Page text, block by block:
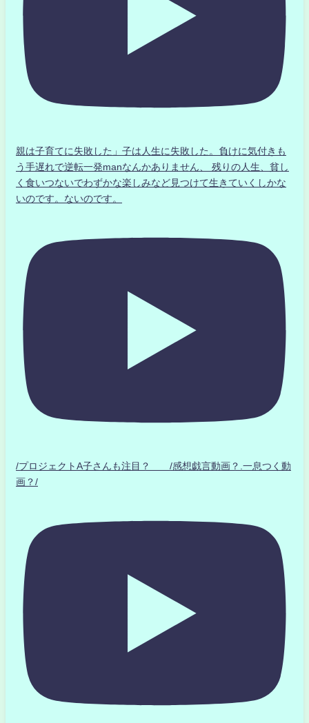
親は子育てに失敗した」子は人生に失敗した。負けに気付きも
う手遅れで逆転一発manなんかありません、 残りの人生、貧し
く食いつないでわずかな楽しみなど見つけて生きていくしかな
いのです。ないのです。
/プロジェクトA子さんも注目？ /感想戯言動画？.一息つく動
画？/